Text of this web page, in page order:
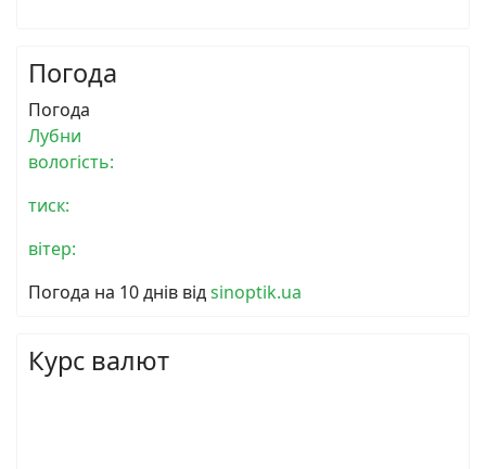
Погода
Погода
Лубни
вологість:
тиск:
вітер:
Погода на 10 днів відsinoptik.ua
Курс валют